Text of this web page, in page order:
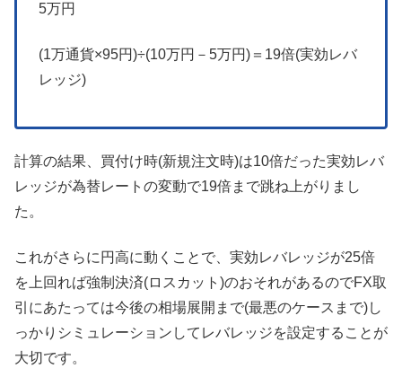
5万円
(1万通貨×95円)÷(10万円－5万円)＝19倍(実効レバ
レッジ)
計算の結果、買付け時(新規注文時)は10倍だった実効レバ
レッジが為替レートの変動で19倍まで跳ね上がりまし
た。
これがさらに円高に動くことで、実効レバレッジが25倍
を上回れば強制決済(ロスカット)のおそれがあるのでFX取
引にあたっては今後の相場展開まで(最悪のケースまで)し
っかりシミュレーションしてレバレッジを設定することが
大切です。